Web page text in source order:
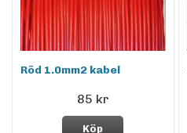
Röd 1.0mm2 kabel
85 kr
Köp